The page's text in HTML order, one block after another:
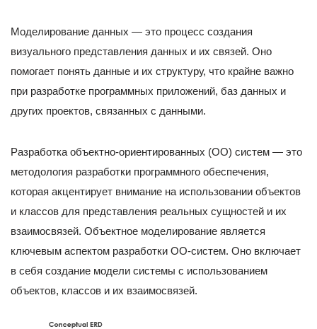
Моделирование данных — это процесс создания
визуального представления данных и их связей. Оно
помогает понять данные и их структуру, что крайне важно
при разработке программных приложений, баз данных и
других проектов, связанных с данными.
Разработка объектно-ориентированных (OO) систем — это
методология разработки программного обеспечения,
которая акцентирует внимание на использовании объектов
и классов для представления реальных сущностей и их
взаимосвязей. Объектное моделирование является
ключевым аспектом разработки ОО-систем. Оно включает
в себя создание модели системы с использованием
объектов, классов и их взаимосвязей.